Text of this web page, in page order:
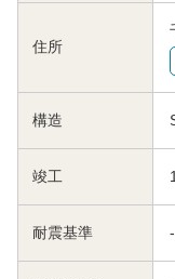
住所
構造
竣工
耐震基準 -